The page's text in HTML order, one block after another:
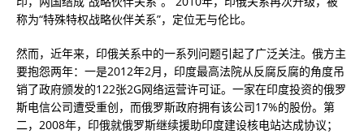
称为“特殊特权战略伙伴关系”，定位无与伦比。
然而，近年来，印俄关系中的一系列问题引起了广泛关注。俄方主
要抱怨两年：一是2012年2月，印度最高法院从反腐反腐的角度吊
销了政府颁发的122张2G网络运营许可证。一家在印度投资的俄罗
斯电信公司遭受重创，而俄罗斯政府拥有该公司17%的股份。第
二，2008年，印俄就俄罗斯继续援助印度建设核电站达成协议；